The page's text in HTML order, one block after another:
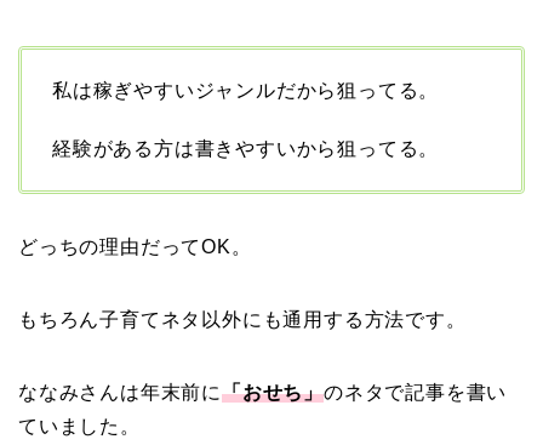
私は稼ぎやすいジャンルだから狙ってる。
経験がある方は書きやすいから狙ってる。
どっちの理由だってOK。
もちろん子育てネタ以外にも通用する方法です。
ななみさんは年末前に「おせち」のネタで記事を書い
ていました。